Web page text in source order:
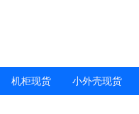
机柜现货 小外壳现货